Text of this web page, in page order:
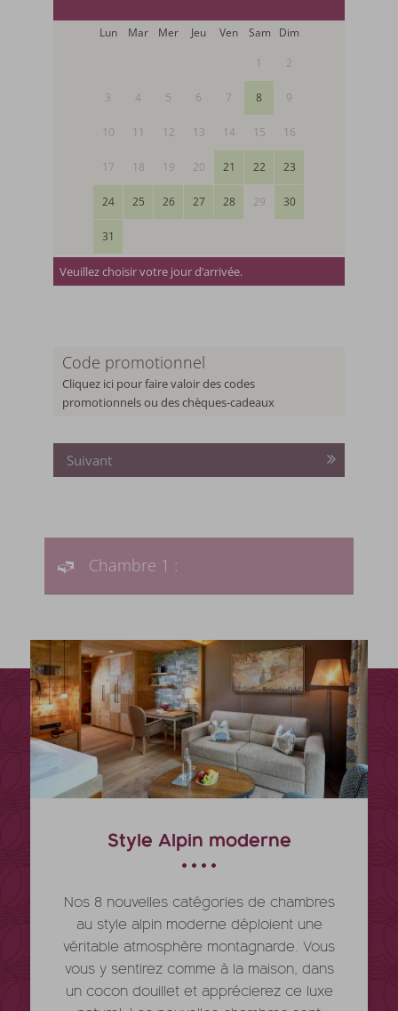
Lun Mar Mer Jeu Ven Sam
Dim
1
2
3 4 5 6 7 8 9
10 11 12 13 14 15 16
17 18 19 20 21 22 23
24 25 26 27 28 29 30
31
Veuillez choisir votre jour d’arrivée.
Code promotionnel
Cliquez ici pour faire valoir des codes
promotionnels ou des chèques-cadeaux
Suivant
Chambre 1 :
Style Alpin moderne
Nos 8 nouvelles catégories de chambres
au style alpin moderne déploient une
véritable atmosphère montagnarde. Vous
vous y sentirez comme à la maison, dans
un cocon douillet et apprécierez ce luxe